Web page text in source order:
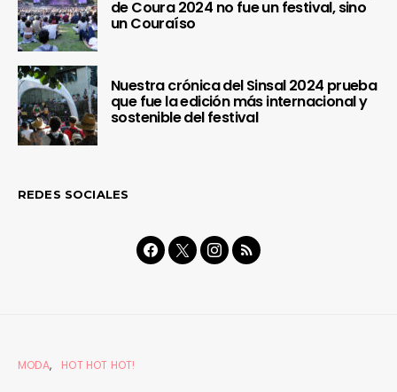
de Coura 2024 no fue un festival, sino
un Couraíso
Nuestra crónica del Sinsal 2024 prueba
que fue la edición más internacional y
sostenible del festival
REDES SOCIALES
MODA HOT HOT HOT!